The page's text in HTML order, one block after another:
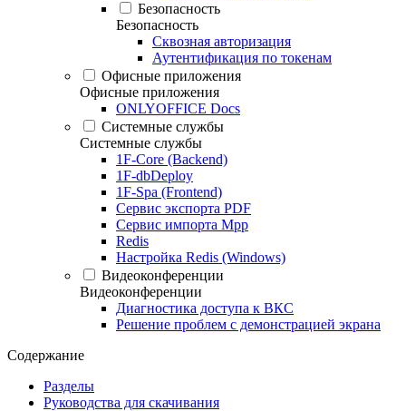
Безопасность
Безопасность
Сквозная авторизация
Аутентификация по токенам
Офисные приложения
Офисные приложения
ONLYOFFICE Docs
Системные службы
Системные службы
1F-Core (Backend)
1F-dbDeploy
1F-Spa (Frontend)
Сервис экспорта PDF
Сервис импорта Mpp
Redis
Настройка Redis (Windows)
Видеоконференции
Видеоконференции
Диагностика доступа к ВКС
Решение проблем с демонстрацией экрана
Содержание
Разделы
Руководства для скачивания